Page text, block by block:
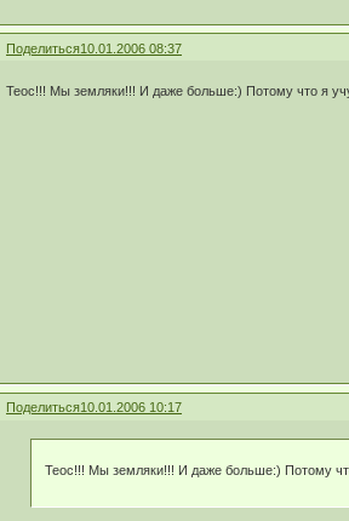
Поделиться10.01.2006 08:37
Теос!!! Мы земляки!!! И даже больше:) Потому что я
Поделиться10.01.2006 10:17
Теос!!! Мы земляки!!! И даже больше:) Потому